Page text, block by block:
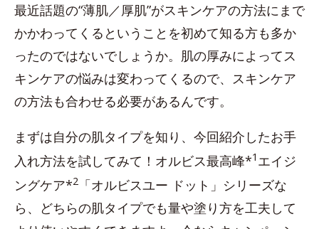
最近話題の“薄肌／厚肌”がスキンケアの方法にまで
かかわってくるということを初めて知る方も多か
ったのではないでしょうか。肌の厚みによってス
キンケアの悩みは変わってくるので、スキンケア
の方法も合わせる必要があるんです。
まずは自分の肌タイプを知り、今回紹介したお手
入れ方法を試してみて！オルビス最高峰*1 エイジ
ングケア*2 「オルビスユー ドット」シリーズな
ら、どちらの肌タイプでも量や塗り方を工夫して